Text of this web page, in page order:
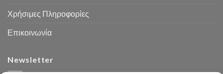
Χρήσιμες Πληροφορίες
Επικοινωνία
Newsletter